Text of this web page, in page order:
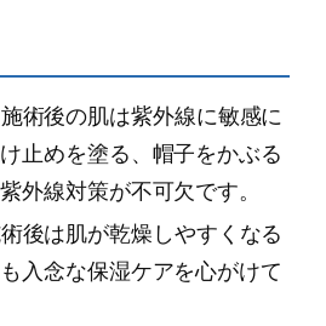
施術後の肌は紫外線に敏感に
止めを塗る、帽子をかぶる
外線対策が不可欠です。
後は肌が乾燥しやすくなる
入念な保湿ケアを心がけて